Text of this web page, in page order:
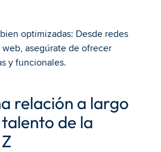
optimizadas: Desde redes
asegúrate de ofrecer
y funcionales.
relación a largo
de la